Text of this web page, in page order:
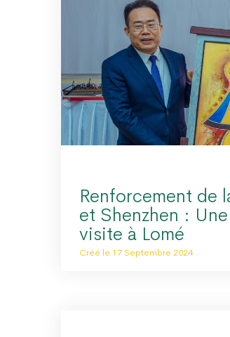
Renforcement de
et Shenzhen :
visite à Lomé
Créé le 17 Septembre 2024